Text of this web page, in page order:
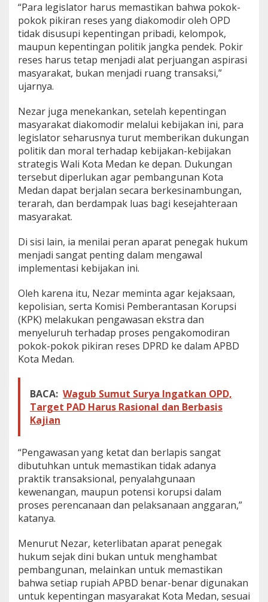
“Para legislator harus memastikan bahwa pokok-
pokok pikiran reses yang diakomodir oleh OPD
tidak disusupi kepentingan pribadi, kelompok,
maupun kepentingan politik jangka pendek. Pokir
reses harus tetap menjadi alat perjuangan aspirasi
masyarakat, bukan menjadi ruang transaksi,”
ujarnya.
Nezar juga menekankan, setelah kepentingan
masyarakat diakomodir melalui kebijakan ini, para
legislator seharusnya turut memberikan dukungan
politik dan moral terhadap kebijakan-kebijakan
strategis Wali Kota Medan ke depan. Dukungan
tersebut diperlukan agar pembangunan Kota
Medan dapat berjalan secara berkesinambungan,
terarah, dan berdampak luas bagi kesejahteraan
masyarakat.
Di sisi lain, ia menilai peran aparat penegak hukum
menjadi sangat penting dalam mengawal
implementasi kebijakan ini.
Oleh karena itu, Nezar meminta agar kejaksaan,
kepolisian, serta Komisi Pemberantasan Korupsi
(KPK) melakukan pengawasan ekstra dan
menyeluruh terhadap proses pengakomodiran
pokok-pokok pikiran reses DPRD ke dalam APBD
Kota Medan.
BACA: Wagub Sumut Surya Ingatkan OPD,
Target PAD Harus Rasional dan Berbasis
Kajian
“Pengawasan yang ketat dan berlapis sangat
dibutuhkan untuk memastikan tidak adanya
praktik transaksional, penyalahgunaan
kewenangan, maupun potensi korupsi dalam
proses perencanaan dan pelaksanaan anggaran,”
katanya.
Menurut Nezar, keterlibatan aparat penegak
hukum sejak dini bukan untuk menghambat
pembangunan, melainkan untuk memastikan
bahwa setiap rupiah APBD benar-benar digunakan
untuk kepentingan masyarakat Kota Medan, sesuai